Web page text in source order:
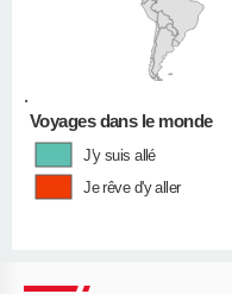
•
Voyages dans le monde
J'y suis allé
Je rêve d'y aller